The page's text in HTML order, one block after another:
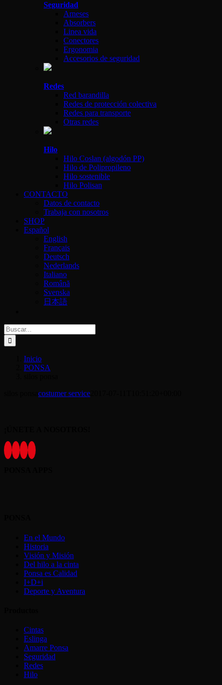
Seguridad
Arneses
Absorbers
Linea vida
Conectores
Ergonomia
Accesorios de seguridad
Redes
Red barandilla
Redes de protección colectiva
Redes para transporte
Otras redes
Hilo
Hilo Coslan (algodón PP)
Hilo de Polipropileno
Hilo sostenible
Hilo Polisan
CONTACTO
Datos de contacto
Trabaja con nosotros
SHOP
Español
English
Français
Deutsch
Nederlands
Italiano
Română
Svenska
日本語
Buscar:
Inicio
PONSA
costumer service
En el Mundo
Historia
Visión y Misión
Del hilo a la cinta
Ponsa es Calidad
I+D+i
Deporte y Aventura
Cintas
Eslinga
Amarre Ponsa
Seguridad
Redes
Hilo